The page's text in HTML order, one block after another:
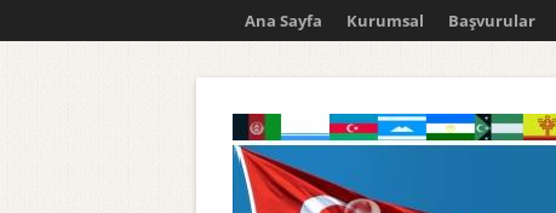
Ana Sayfa Kurumsal Başvurular